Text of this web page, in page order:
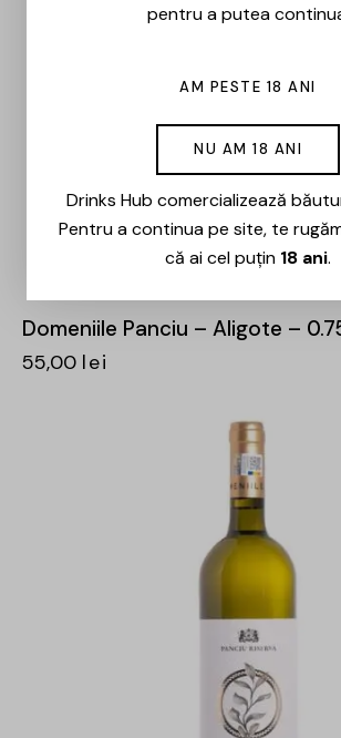
Domeniile Panciu – Aligote –
55,00 lei
pentru a putea
AM PESTE 18 ANI
NU AM 18 ANI
Drinks Hub comercializează
Pentru a continua pe site, te
că ai cel puțin 18 ani.